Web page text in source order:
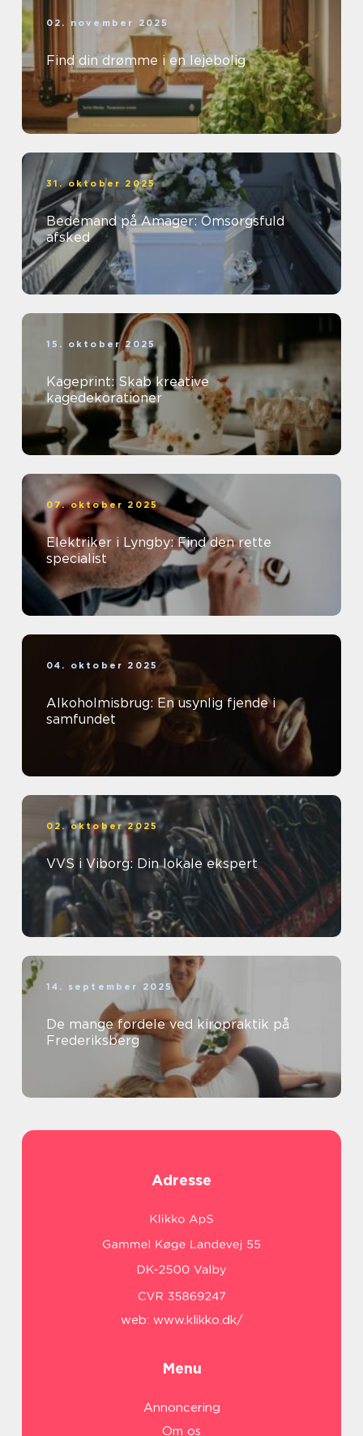
02. november 2025
Find din drømme i en lejebolig
31. oktober 2025
Bedemand på Amager: Omsorgsfuld
afsked
15. oktober 2025
Kageprint: Skab kreative
kagedekorationer
07. oktober 2025
Elektriker i Lyngby: Find den rette
specialist
04. oktober 2025
Alkoholmisbrug: En usynlig fjende i
samfundet
02. oktober 2025
VVS i Viborg: Din lokale ekspert
14. september 2025
De mange fordele ved kiropraktik på
Frederiksberg
Adresse
web: www.klikko.dk/
Menu
Annoncering
Om os